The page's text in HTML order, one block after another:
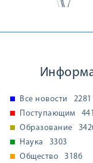
Все новости
Поступающим
441
Образование
Наука
3303
Общество
3186